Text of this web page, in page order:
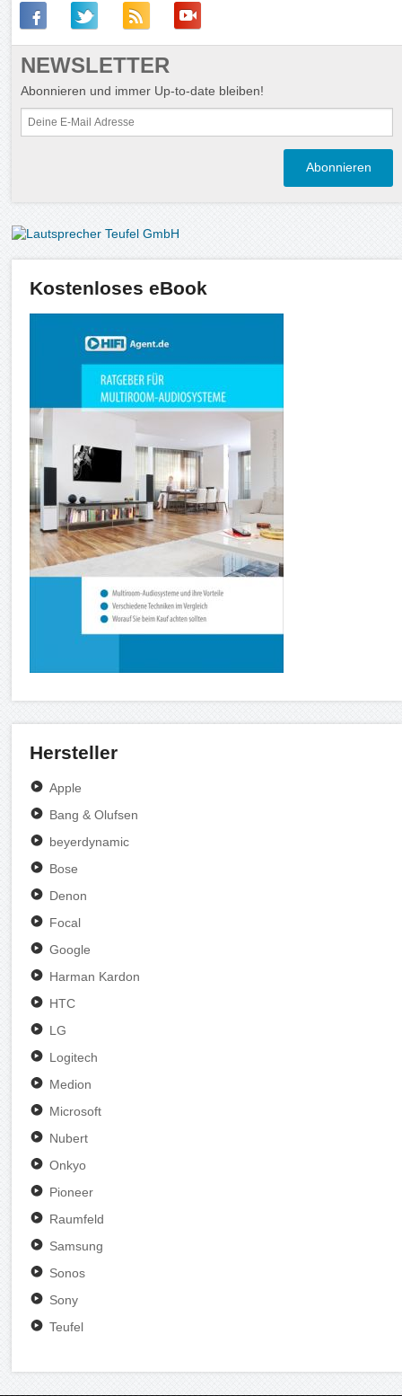
NEWSLETTER
Abonnieren und immer Up-to-date bleiben!
Kostenloses eBook
Hersteller
Apple
Bang & Olufsen
beyerdynamic
Bose
Denon
Focal
Google
Harman Kardon
HTC
LG
Logitech
Medion
Microsoft
Nubert
Onkyo
Pioneer
Raumfeld
Samsung
Sonos
Sony
Teufel